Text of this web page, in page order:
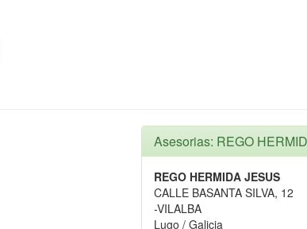
Asesorias: REGO
REGO HERMIDA JESUS
CALLE BASANTA SILVA, 12
-VILALBA
Lugo / Galicia